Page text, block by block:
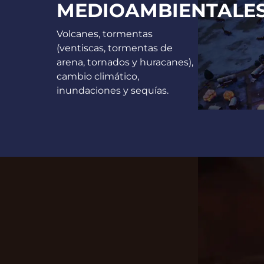
Volcanes, tormentas
(ventiscas, tormentas de
arena, tornados y huracanes),
cambio climático,
inundaciones y sequías.